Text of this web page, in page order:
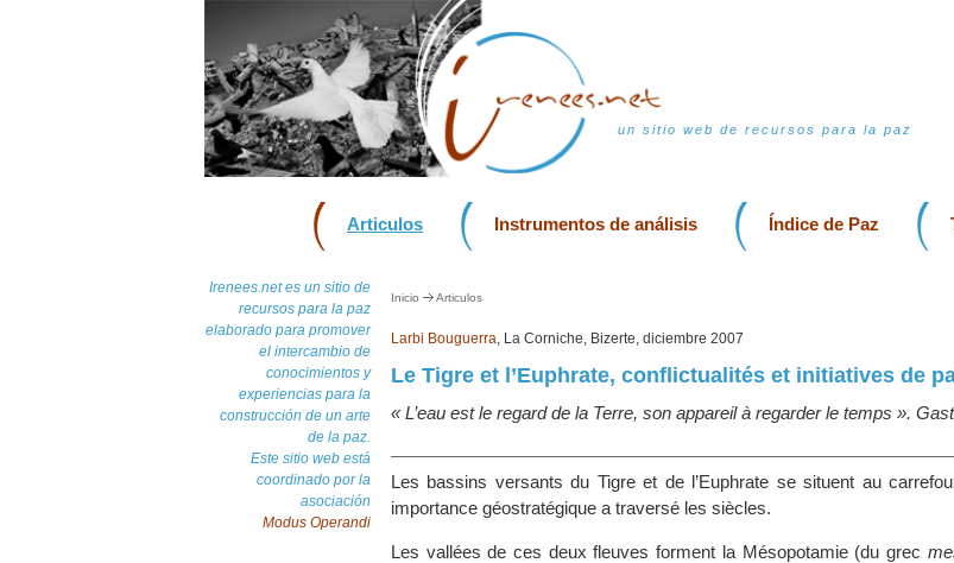
un sitio web de recursos para la paz
Articulos Instrumentos de análisis Índice de Paz
Irenees.net es un sitio de
recursos para la paz
elaborado para promover
el intercambio de
conocimientos y
experiencias para la
construcción de un arte
de la paz.
Este sitio web está
coordinado por la
asociación
Modus Operandi
Inicio Articulos
Larbi Bouguerra, La Corniche, Bizerte, diciembre 2007
Le Tigre et l’Euphrate, conflictualités et initiatives de
« L’eau est le regard de la Terre, son appareil à regarder le temps ».
Les bassins versants du Tigre et de l’Euphrate se situent au
importance géostratégique a traversé les siècles.
Les vallées de ces deux fleuves forment la Mésopotamie (du grec